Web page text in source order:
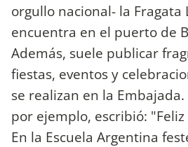
orgullo nacional- la Fragata
encuentra en el puerto de
Además, suele publicar
fiestas, eventos y
se realizan en la
por ejemplo, escribió:
En la Escuela Argentina